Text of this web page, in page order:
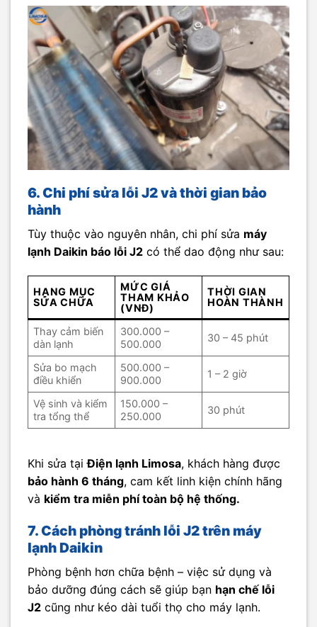
6. Chi phí sửa lỗi J2 và thời gian bảo
hành
Tùy thuộc vào nguyên nhân, chi phí sửa máy
lạnh Daikin báo lỗi J2 có thể dao động như sau:
HẠNG MỤC
SỬA CHỮA
MỨC GIÁ
THAM KHẢO
(VNĐ)
THỜI GIAN
HOÀN THÀNH
Thay cảm biến
dàn lạnh
300.000 –
500.000
30 – 45 phút
Sửa bo mạch
điều khiển
500.000 –
900.000
1 – 2 giờ
Vệ sinh và kiểm
tra tổng thể
150.000 –
250.000
30 phút
Khi sửa tạiĐiện lạnh Limosa, khách hàng được
bảo hành 6 tháng, cam kết linh kiện chính hãng
và kiểm tra miễn phí toàn bộ hệ thống.
7. Cách phòng tránh lỗi J2 trên máy
lạnh Daikin
Phòng bệnh hơn chữa bệnh – việc sử dụng và
bảo dưỡng đúng cách sẽ giúp bạn hạn chế lỗi
J2 cũng như kéo dài tuổi thọ cho máy lạnh.